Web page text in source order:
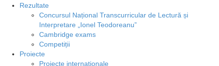
Rezultate
Concursul Național Transcurricular de Lectură și
Interpretare „Ionel Teodoreanu”
Cambridge exams
Competiții
Proiecte
Proiecte internaționale